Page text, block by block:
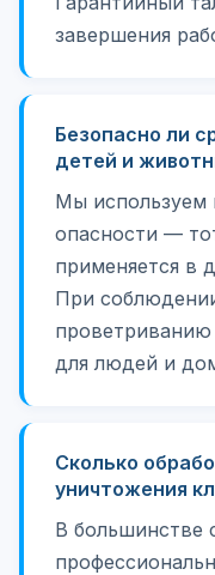
завершения
Безопасно ли
детей и
Мы используем
опасности —
применяется в
При
для людей и
Сколько
уничтожения
В большинстве